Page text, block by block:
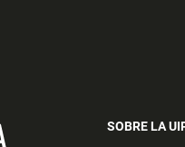
SOBRE LA